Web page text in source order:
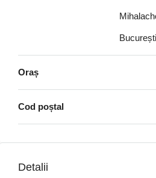
Oraș
Cod poștal
Detalii